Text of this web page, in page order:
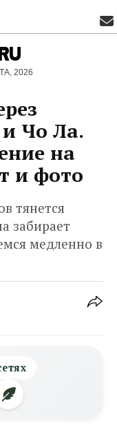
2026
Чо Ла.
на
и фото
тянется
забирает
медленно в